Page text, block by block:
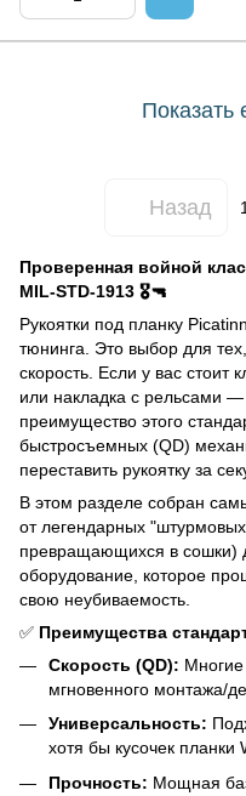
Показать
Назад 1
Проверенная войной
MIL-STD-1913 🎖️🔫
Рукоятки под планку
тюнинга. Это выбор для
скорость. Если у вас стоит
или накладка с рельсами
преимущество этого
быстросъемных (QD)
переставить рукоятку за
В этом разделе собран
от легендарных
превращающихся в сошки)
оборудование, которое
свою неубиваемость.
✅ Преимущества
Скорость (QD):
мгновенного монтажа/
Универсальность:
хотя бы кусочек планки
Прочность: Мощная